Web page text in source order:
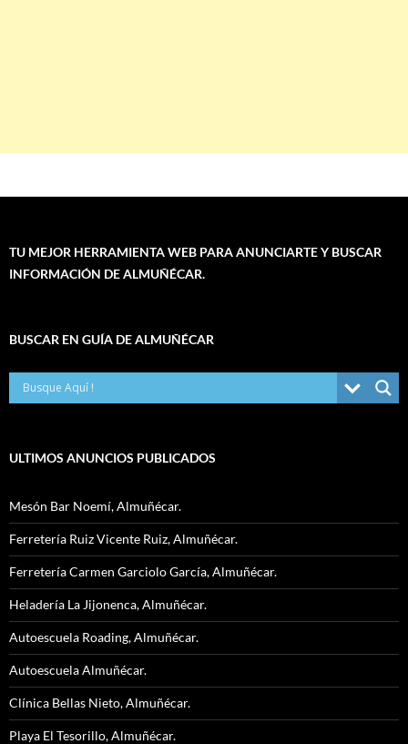
TU MEJOR HERRAMIENTA WEB PARA ANUNCIARTE Y BUSCAR
INFORMACIÓN DE ALMUÑÉCAR.
BUSCAR EN GUÍA DE ALMUÑÉCAR
ULTIMOS ANUNCIOS PUBLICADOS
Mesón Bar Noemí, Almuñécar.
Ferretería Ruiz Vicente Ruiz, Almuñécar.
Ferretería Carmen Garciolo García, Almuñécar.
Heladería La Jijonenca, Almuñécar.
Autoescuela Roading, Almuñécar.
Autoescuela Almuñécar.
Clínica Bellas Nieto, Almuñécar.
Playa El Tesorillo, Almuñécar.